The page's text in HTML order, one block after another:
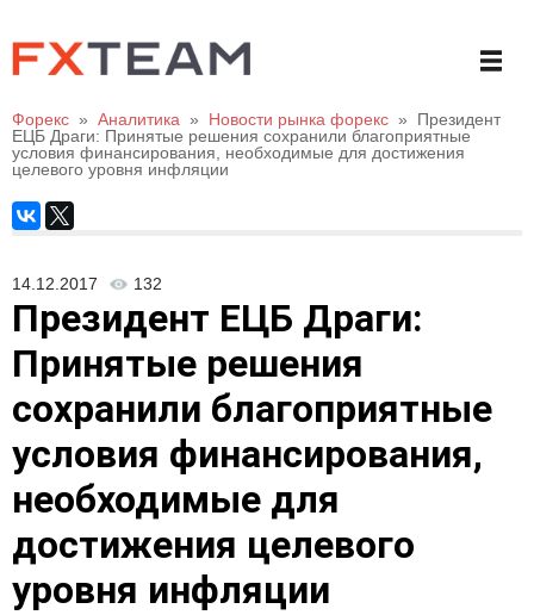
Форекс » Аналитика » Новости рынка форекс »
Президент
ЕЦБ Драги: Принятые решения сохранили благоприятные
условия финансирования, необходимые для достижения
целевого уровня инфляции
14.12.2017 132
Президент ЕЦБ Драги:
Принятые решения
сохранили благоприятные
условия финансирования,
необходимые для
достижения целевого
уровня инфляции